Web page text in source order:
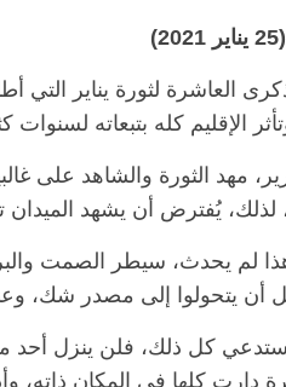
العاشرة لثورة يناير
الإقليم كله بتبعاته لسنوات
مهد الثورة والشاهد على
لذلك، يُفترض أن يشهد
لم يحدث، سيطر الصمت
أن يتحولوا إلى مصدر
كل ذلك، فلن ينزل أحد
دارت كلها في المكان ذاته،
الرئيسية مصر
في ذكرى رحيله.. د.
للحرية (بروفايل)
26 يناير، 2026